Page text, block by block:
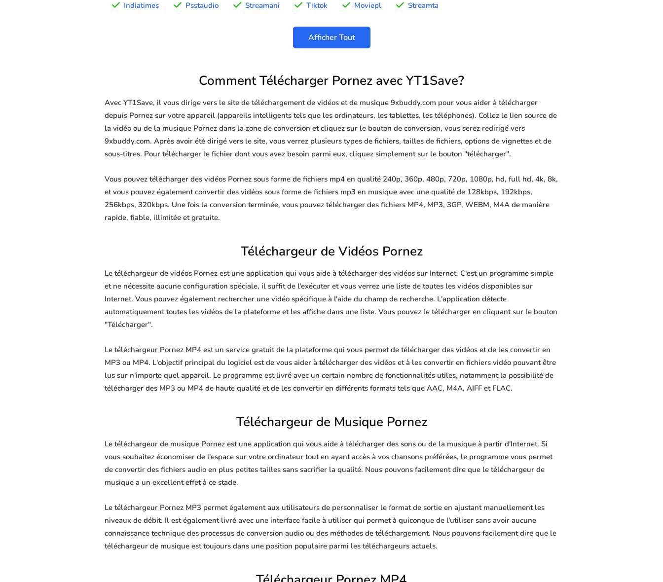
Indiatimes Psstaudio Streamani Tiktok Moviepl Streamta
Afficher Tout
Comment Télécharger Pornez avec YT1Save?
Avec YT1Save, il vous dirige vers le site de téléchargement de vidéos et de musique 9xbuddy.com pour vous aider à télécharger
depuis Pornez sur votre appareil (appareils intelligents tels que les ordinateurs, les tablettes, les téléphones). Collez le lien source de
la vidéo ou de la musique Pornez dans la zone de conversion et cliquez sur le bouton de conversion, vous serez redirigé vers
9xbuddy.com. Après avoir été dirigé vers le site, vous verrez plusieurs types de fichiers, tailles de fichiers, options de vignettes et de
sous-titres. Pour télécharger le fichier dont vous avez besoin parmi eux, cliquez simplement sur le bouton "télécharger".
Vous pouvez télécharger des vidéos Pornez sous forme de fichiers mp4 en qualité 240p, 360p, 480p, 720p, 1080p, hd, full hd, 4k, 8k,
et vous pouvez également convertir des vidéos sous forme de fichiers mp3 en musique avec une qualité de 128kbps, 192kbps,
256kbps, 320kbps. Une fois la conversion terminée, vous pouvez télécharger des fichiers MP4, MP3, 3GP, WEBM, M4A de manière
rapide, fiable, illimitée et gratuite.
Téléchargeur de Vidéos Pornez
Le téléchargeur de vidéos Pornez est une application qui vous aide à télécharger des vidéos sur Internet. C'est un programme simple
et ne nécessite aucune configuration spéciale, il suffit de l'exécuter et vous verrez une liste de toutes les vidéos disponibles sur
Internet. Vous pouvez également rechercher une vidéo spécifique à l'aide du champ de recherche. L'application détecte
automatiquement toutes les vidéos de la plateforme et les affiche dans une liste. Vous pouvez le télécharger en cliquant sur le bouton
"Télécharger".
Le téléchargeur Pornez MP4 est un service gratuit de la plateforme qui vous permet de télécharger des vidéos et de les convertir en
MP3 ou MP4. L'objectif principal du logiciel est de vous aider à télécharger des vidéos et à les convertir en fichiers vidéo pouvant être
lus sur n'importe quel appareil. Le programme est livré avec un certain nombre de fonctionnalités utiles, notamment la possibilité de
télécharger des MP3 ou MP4 de haute qualité et de les convertir en différents formats tels que AAC, M4A, AIFF et FLAC.
Téléchargeur de Musique Pornez
Le téléchargeur de musique Pornez est une application qui vous aide à télécharger des sons ou de la musique à partir d'Internet. Si
vous souhaitez économiser de l'espace sur votre ordinateur tout en ayant accès à vos chansons préférées, le programme vous permet
de convertir des fichiers audio en plus petites tailles sans sacrifier la qualité. Nous pouvons facilement dire que le téléchargeur de
musique a un excellent effet à ce stade.
Le téléchargeur Pornez MP3 permet également aux utilisateurs de personnaliser le format de sortie en ajustant manuellement les
niveaux de débit. Il est également livré avec une interface facile à utiliser qui permet à quiconque de l'utiliser sans avoir aucune
connaissance technique des processus de conversion audio ou des méthodes de téléchargement. Nous pouvons facilement dire que le
téléchargeur de musique est toujours dans une position populaire parmi les téléchargeurs actuels.